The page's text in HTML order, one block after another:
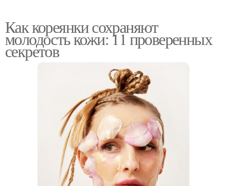
Как кореянки сохраняют
молодость кожи: 11 проверенных
секретов